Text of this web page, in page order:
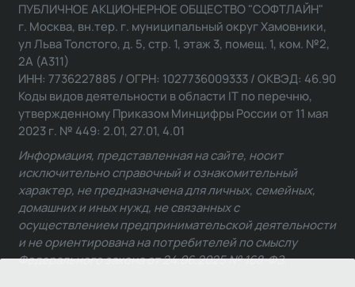
ПУБЛИЧНОЕ АКЦИОНЕРНОЕ ОБЩЕСТВО "СОФТЛАЙН"
г. Москва, вн.тер. г. муниципальный округ Хамовники,
ул Льва Толстого, д. 5, стр. 1, этаж 3, помещ. 1, ком. №2,
2А (А311)
ИНН: 7736227885 / ОГРН: 1027736009333 / ОКВЭД: 46.90
Коды видов деятельности в области IT по перечню,
утвержденному Приказом Минцифры России от 11 мая
2023 г. № 449: 2.01, 27.01, 4.01
Информация, представленная на сайте, носит
исключительно справочный и ознакомительный
характер, не предназначена для личных, семейных,
домашних и иных нужд, не связанных с
осуществлением предпринимательской деятельности
и не ориентирована на потребителей по смыслу
Федерального закона от 24.06.2025 № 168-ФЗ.